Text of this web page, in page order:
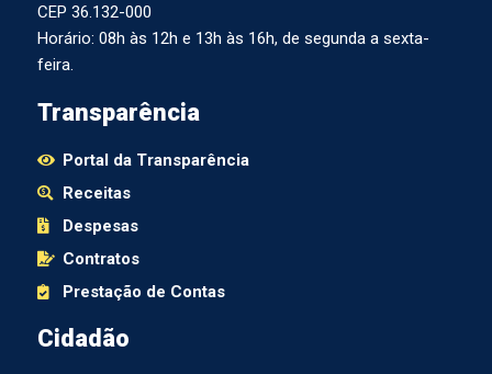
CEP 36.132-000
Horário: 08h às 12h e 13h às 16h, de segunda a sexta-
feira.
Transparência
Portal da Transparência
Receitas
Despesas
Contratos
Prestação de Contas
Cidadão